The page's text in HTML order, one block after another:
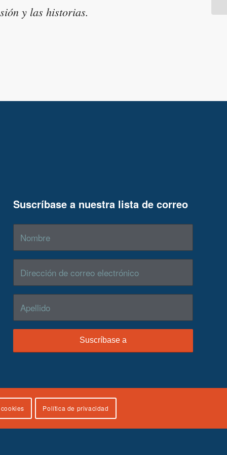
y las historias.
Suscríbase a nuestra lista de correo
U.S. Department of Health and Human
Política de privacidad